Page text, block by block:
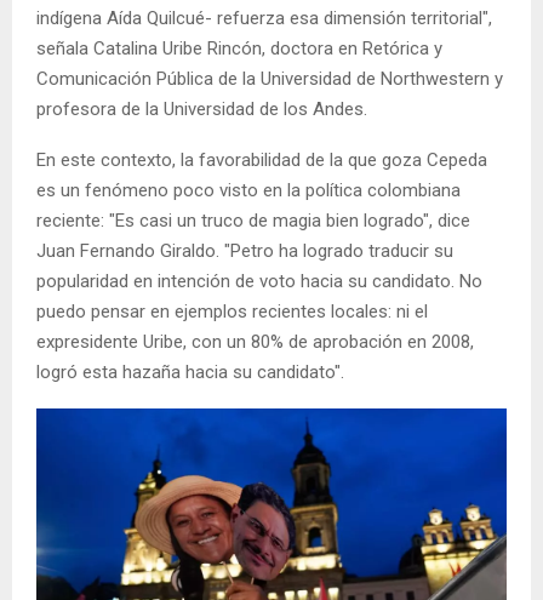
indígena Aída Quilcué- refuerza esa dimensión territorial",
señala Catalina Uribe Rincón, doctora en Retórica y
Comunicación Pública de la Universidad de Northwestern y
profesora de la Universidad de los Andes.
En este contexto, la favorabilidad de la que goza Cepeda
es un fenómeno poco visto en la política colombiana
reciente: "Es casi un truco de magia bien logrado", dice
Juan Fernando Giraldo. "Petro ha logrado traducir su
popularidad en intención de voto hacia su candidato. No
puedo pensar en ejemplos recientes locales: ni el
expresidente Uribe, con un 80% de aprobación en 2008,
logró esta hazaña hacia su candidato".